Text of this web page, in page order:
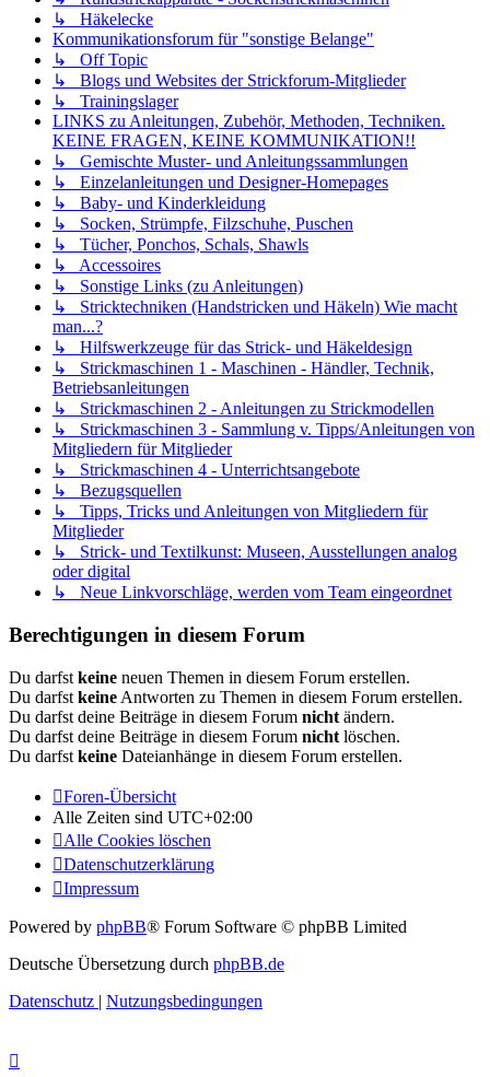
↳ Häkelecke
Kommunikationsforum für "sonstige Belange"
↳ Off Topic
↳ Blogs und Websites der Strickforum-Mitglieder
↳ Trainingslager
LINKS zu Anleitungen, Zubehör, Methoden, Techniken.
KEINE FRAGEN, KEINE KOMMUNIKATION!!
↳ Gemischte Muster- und Anleitungssammlungen
↳ Einzelanleitungen und Designer-Homepages
↳ Baby- und Kinderkleidung
↳ Socken, Strümpfe, Filzschuhe, Puschen
↳ Tücher, Ponchos, Schals, Shawls
↳ Accessoires
↳ Sonstige Links (zu Anleitungen)
↳ Stricktechniken (Handstricken und Häkeln) Wie macht
man...?
↳ Hilfswerkzeuge für das Strick- und Häkeldesign
↳ Strickmaschinen 1 - Maschinen - Händler, Technik,
Betriebsanleitungen
↳ Strickmaschinen 2 - Anleitungen zu Strickmodellen
↳ Strickmaschinen 3 - Sammlung v. Tipps/Anleitungen von
Mitgliedern für Mitglieder
↳ Strickmaschinen 4 - Unterrichtsangebote
↳ Bezugsquellen
↳ Tipps, Tricks und Anleitungen von Mitgliedern für
Mitglieder
↳ Strick- und Textilkunst: Museen, Ausstellungen analog
oder digital
↳ Neue Linkvorschläge, werden vom Team eingeordnet
Berechtigungen in diesem Forum
Du darfst keine neuen Themen in diesem Forum erstellen.
Du darfst keine Antworten zu Themen in diesem Forum erstellen.
Du darfst deine Beiträge in diesem Forum nicht ändern.
Du darfst deine Beiträge in diesem Forum nicht löschen.
Du darfst keine Dateianhänge in diesem Forum erstellen.
Foren-Übersicht
Alle Zeiten sind UTC+02:00
Alle Cookies löschen
Datenschutzerklärung
Impressum
Powered by phpBB® Forum Software © phpBB Limited
Deutsche Übersetzung durch phpBB.de
Datenschutz | Nutzungsbedingungen